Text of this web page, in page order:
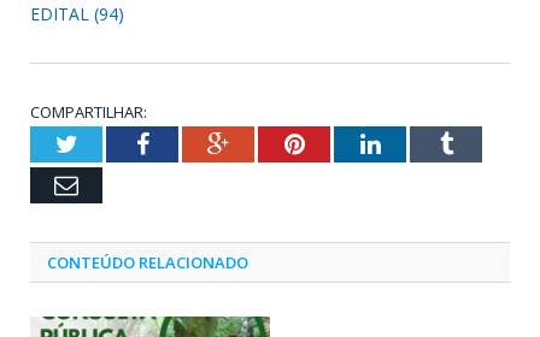
EDITAL (94)
COMPARTILHAR:
TwitterFacebookGoogle+PinterestLinkedInTumblr
Email
CONTEÚDO RELACIONADO